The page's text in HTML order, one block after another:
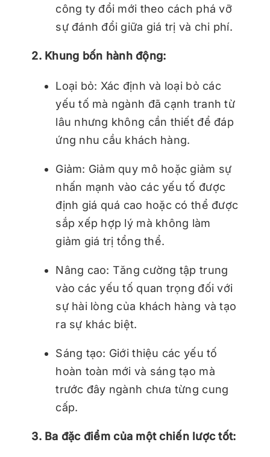
công ty đổi mới theo cách phá vỡ
sự đánh đổi giữa giá trị và chi phí.
2. Khung bốn hành động:
Loại bỏ: Xác định và loại bỏ các
yếu tố mà ngành đã cạnh tranh từ
lâu nhưng không cần thiết để đáp
ứng nhu cầu khách hàng.
Giảm: Giảm quy mô hoặc giảm sự
nhấn mạnh vào các yếu tố được
định giá quá cao hoặc có thể được
sắp xếp hợp lý mà không làm
giảm giá trị tổng thể.
Nâng cao: Tăng cường tập trung
vào các yếu tố quan trọng đối với
sự hài lòng của khách hàng và tạo
ra sự khác biệt.
Sáng tạo: Giới thiệu các yếu tố
hoàn toàn mới và sáng tạo mà
trước đây ngành chưa từng cung
cấp.
3. Ba đặc điểm của một chiến lược tốt: